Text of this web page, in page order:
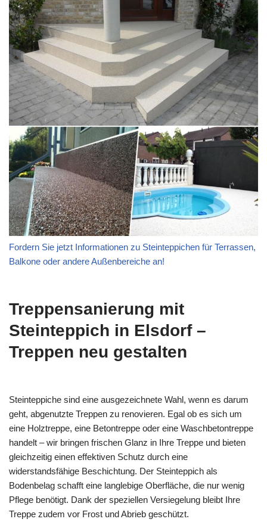
Fordern Sie jetzt Informationen zu Steinteppichen für Terrassen,
Balkone oder andere Außenbereiche an!
Treppensanierung mit
Steinteppich in Elsdorf –
Treppen neu gestalten
Steinteppiche sind eine ausgezeichnete Wahl, wenn es darum
geht, abgenutzte Treppen zu renovieren. Egal ob es sich um
eine Holztreppe, eine Betontreppe oder eine Waschbetontreppe
handelt – wir bringen frischen Glanz in Ihre Treppe und bieten
gleichzeitig einen effektiven Schutz durch eine
widerstandsfähige Beschichtung. Der Steinteppich als
Bodenbelag schafft eine langlebige Oberfläche, die nur wenig
Pflege benötigt. Dank der speziellen Versiegelung bleibt Ihre
Treppe zudem vor Frost und Abrieb geschützt.